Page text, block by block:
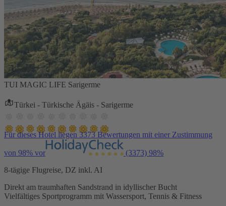
TUI MAGIC LIFE Sarigerme
Türkei - Türkische Ägäis - Sarigerme
Für dieses Hotel liegen 3373 Bewertungen mit einer Zustimmung
von 98% vor (3373) 98%
8-tägige Flugreise, DZ inkl. AI
Direkt am traumhaften Sandstrand in idyllischer Bucht
Vielfältiges Sportprogramm mit Wassersport, Tennis & Fitness